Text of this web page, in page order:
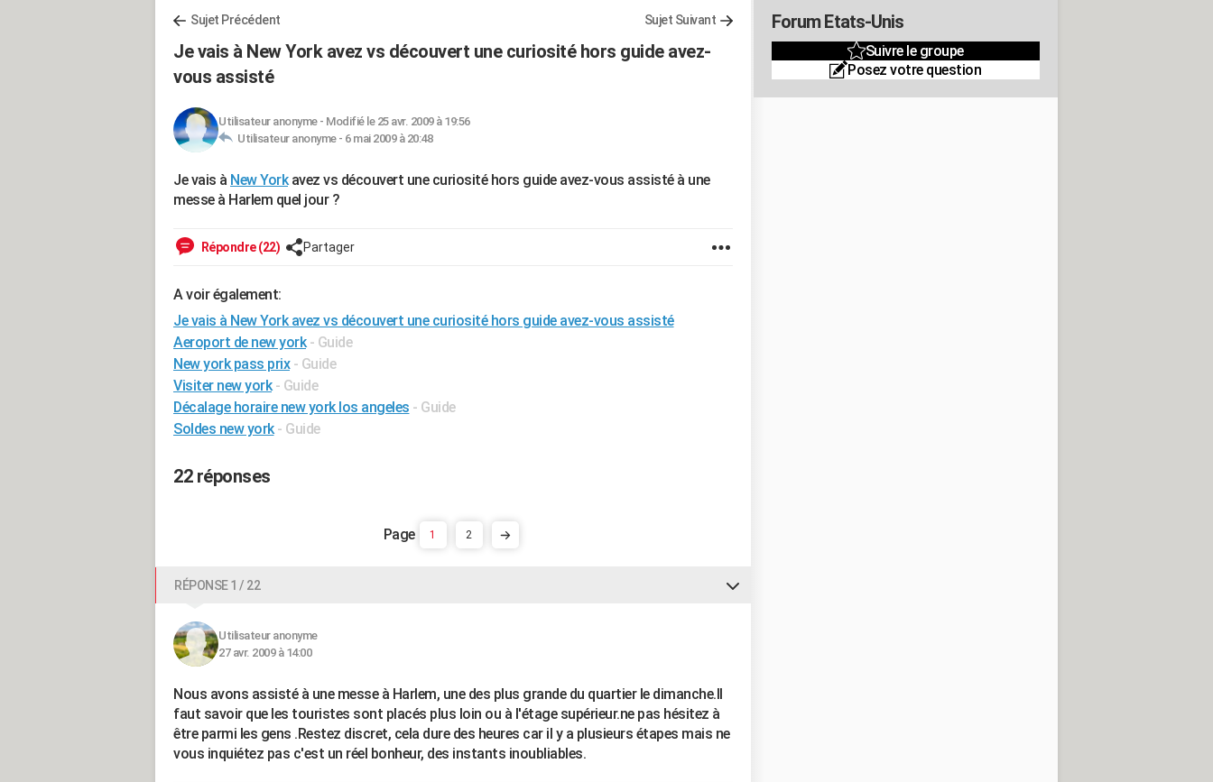
Sujet Précédent Sujet Suivant
Je vais à New York avez vs découvert une curiosité hors guide avez-
vous assisté
Utilisateur anonyme- Modifié le 25 avr. 2009 à 19:56
Utilisateur anonyme - 6 mai 2009 à 20:48
Je vais à New Yorkavez vs découvert une curiosité hors guide avez-vous assisté à une
messe à Harlem quel jour ?
Répondre (22) Partager
A voir également:
Je vais à New York avez vs découvert une curiosité hors guide avez-vous assisté
Aeroport de new york - Guide
New york pass prix - Guide
Visiter new york - Guide
Décalage horaire new york los angeles - Guide
Soldes new york - Guide
22 réponses
1 2
RÉPONSE 1 / 22
Utilisateur anonyme
27 avr. 2009 à 14:00
Nous avons assisté à une messe à Harlem, une des plus grande du quartier le dimanche.Il
faut savoir que les touristes sont placés plus loin ou à l'étage supérieur.ne pas hésitez à
être parmi les gens .Restez discret, cela dure des heures car il y a plusieurs étapes mais ne
vous inquiétez pas c'est un réel bonheur, des instants inoubliables.
Forum Etats-Unis
Suivre le groupe
Posez votre question